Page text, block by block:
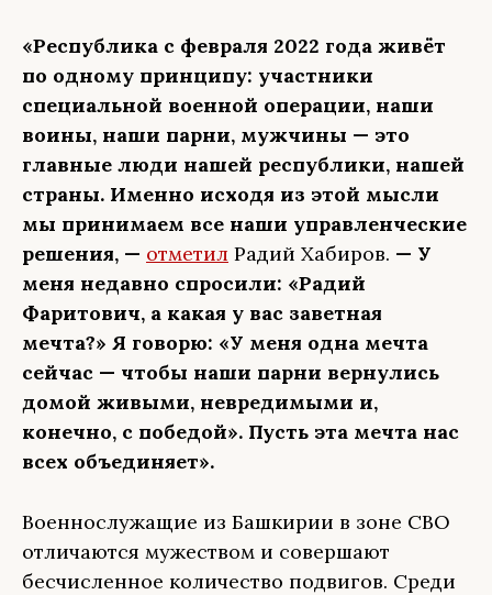
«Республика с февраля 2022 года живёт
по одному принципу: участники
специальной военной операции, наши
воины, наши парни, мужчины — это
главные люди нашей республики, нашей
страны. Именно исходя из этой мысли
мы принимаем все наши управленческие
решения, — отметил Радий Хабиров. — У
меня недавно спросили: «Радий
Фаритович, а какая у вас заветная
мечта?» Я говорю: «У меня одна мечта
сейчас — чтобы наши парни вернулись
домой живыми, невредимыми и,
конечно, с победой». Пусть эта мечта нас
всех объединяет».
Военнослужащие из Башкирии в зоне СВО
отличаются мужеством и совершают
бесчисленное количество подвигов. Среди